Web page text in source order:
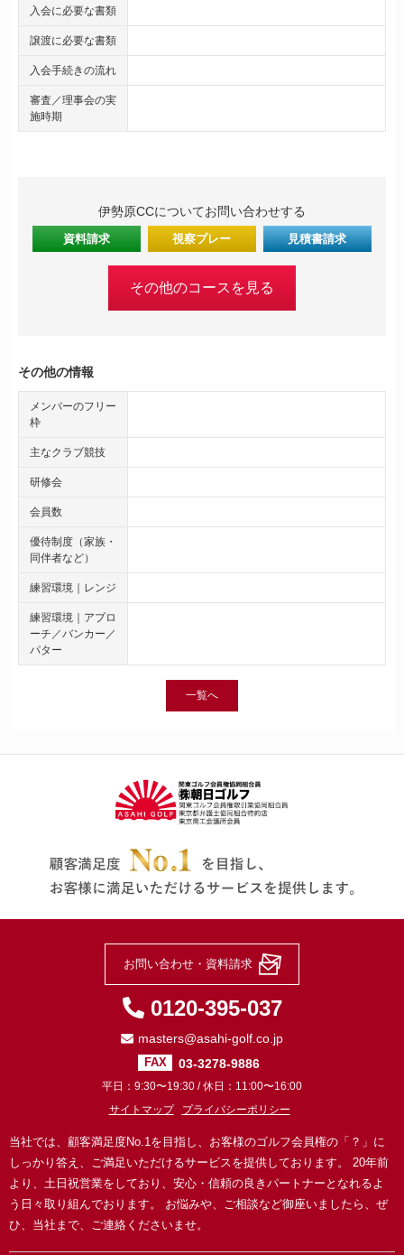
入会に必要な書類
譲渡に必要な書類
入会手続きの流れ
審査／理事会の実
施時期
伊勢原CCについてお問い合わせする
資料請求 視察プレー 見積書請求
その他のコースを見る
その他の情報
メンバーのフリー
枠
主なクラブ競技
研修会
会員数
優待制度（家族・
同伴者など）
練習環境｜レンジ
練習環境｜アプロ
ーチ／バンカー／
パター
一覧へ
当社では、顧客満足度No.1を目指し、お客様のゴルフ会員権の「？」に
しっかり答え、ご満足いただけるサービスを提供しております。
20年前
より、土日祝営業をしており、安心・信頼の良きパートナーとなれるよ
う日々取り組んでおります。
お悩みや、ご相談など御座いましたら、ぜ
ひ、当社まで、ご連絡くださいませ。
お問い合わせ・資料請求
0120-395-037
masters@asahi-golf.co.jp
FAX 03-3278-9886
平日：9:30〜19:30 / 休日：11:00〜16:00
サイトマップ
プライバシーポリシー